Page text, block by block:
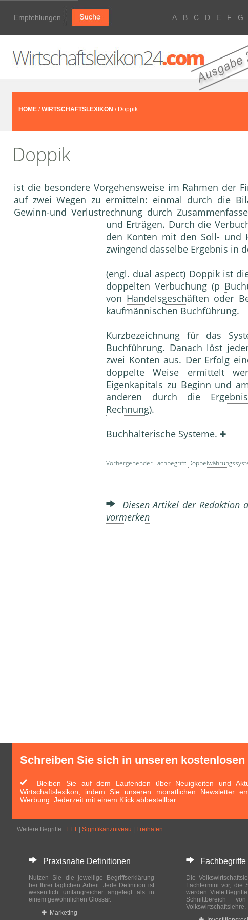
Empfehlungen A B C D E F G
HOME /WIRTSCHAFTSLEXIKON / Doppik
Doppik
ist die besondere Vorgehensweise im Rahmen der
auf zwei Wegen zu ermitteln: einmal durch die
Gewinn-und Verlustrechnung durch
und Erträgen. Durch die
den Konten mit den Soll- und
zwingend dasselbe Ergebnis in
(engl. dual aspect) Doppik ist
doppelten Verbuchung (p
von Handelsgeschäften oder
kaufmännischen Buchführung.
Kurzbezeichnung für das
Buchführung. Danach löst
zwei Konten aus. Der Erfolg
doppelte Weise ermittelt
Eigenkapitals zu Beginn und
anderen durch die
Rechnung).
Buchhalterische Systeme.
Vorhergehender Fachbegriff:
Diesen Artikel der Redaktion
vormerken
Schreiben Sie sich in unseren
Bleiben Sie auf dem Laufenden über Neuigkeiten und
Wirtschaftslexikon, indem Sie unseren monatlichen Newsletter
Werbung. Jederzeit mit einem Klick abbestellbar.
Weitere Begriffe : EFT Signifikanzniveau Freihafen
Praxisnahe Definitionen
Nutzen Sie die jeweilige Begriffserklärung
bei Ihrer täglichen Arbeit. Jede Definition ist
wesentlich umfangreicher angelegt als in
einem gewöhnlichen Glossar.
Marketing
Fachbegriffe
Die
Fachtermini vor, die
werden. Viele
Schnittbereich
Volkswirtschaftslehre.